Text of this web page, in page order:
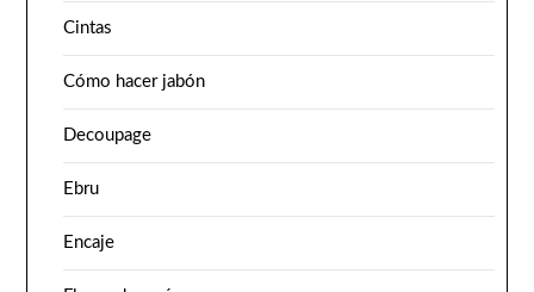
Cintas
Cómo hacer jabón
Decoupage
Ebru
Encaje